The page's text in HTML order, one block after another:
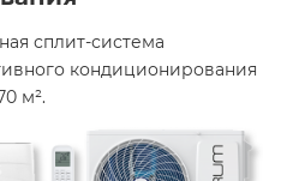
сплит-система
кондиционирования
м².